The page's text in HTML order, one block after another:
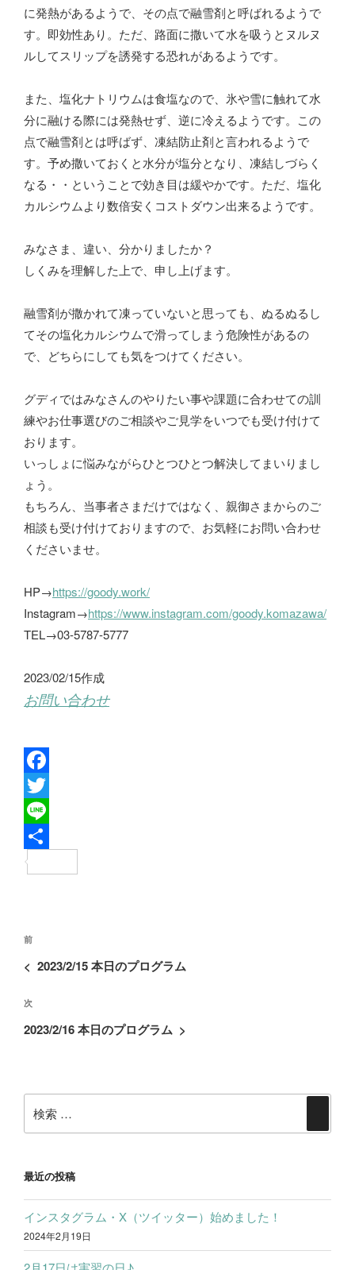
に発熱があるようで、その点で融雪剤と呼ばれるようで
す。即効性あり。ただ、路面に撒いて水を吸うとヌルヌ
ルしてスリップを誘発する恐れがあるようです。
また、塩化ナトリウムは食塩なので、氷や雪に触れて水
分に融ける際には発熱せず、逆に冷えるようです。この
点で融雪剤とは呼ばず、凍結防止剤と言われるようで
す。予め撒いておくと水分が塩分となり、凍結しづらく
なる・・ということで効き目は緩やかです。ただ、塩化
カルシウムより数倍安くコストダウン出来るようです。
みなさま、違い、分かりましたか？
しくみを理解した上で、申し上げます。
融雪剤が撒かれて凍っていないと思っても、ぬるぬるし
てその塩化カルシウムで滑ってしまう危険性があるの
で、どちらにしても気をつけてください。
グディではみなさんのやりたい事や課題に合わせての訓
練やお仕事選びのご相談やご見学をいつでも受け付けて
おります。
いっしょに悩みながらひとつひとつ解決してまいりまし
ょう。
もちろん、当事者さまだけではなく、親御さまからのご
相談も受け付けておりますので、お気軽にお問い合わせ
くださいませ。
HP→https://goody.work/
Instagram→https://www.instagram.com/goody.komazawa/
TEL→03-5787-5777
2023/02/15作成
お問い合わせ
F
a
c
e
o
k
T
w
i
e
r
L
i
投
稿
ナ
ビ
ー
ン
過
去
投
稿
前
< 2023/2/15 本日のプログラム
次
の
次
2023/2/16 本日のプログラム >
索:
索
最近の投稿
インスタグラム・X（ツイッター）始めました！
2024年2月19日